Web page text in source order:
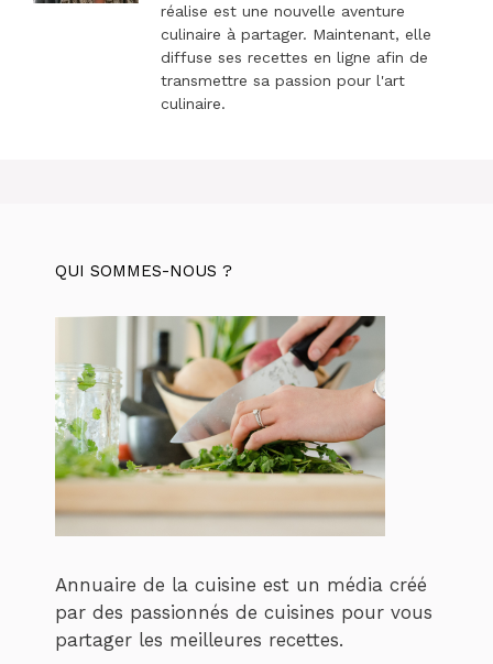
réalise est une nouvelle aventure
culinaire à partager. Maintenant, elle
diffuse ses recettes en ligne afin de
transmettre sa passion pour l'art
culinaire.
QUI SOMMES-NOUS ?
Annuaire de la cuisine est un média créé
par des passionnés de cuisines pour vous
partager les meilleures recettes.